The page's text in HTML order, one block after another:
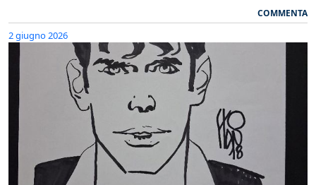
COMMENTA
2 giugno 2026